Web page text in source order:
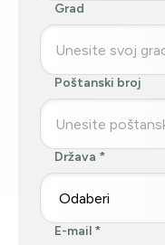
Grad
Poštanski broj
Država
E-mail